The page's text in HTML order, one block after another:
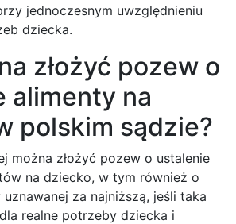
jednoczesnym uwzględnieniu
dziecka.
złożyć pozew o
alimenty na
polskim sądzie?
można złożyć pozew o ustalenie
na dziecko, w tym również o
za najniższą, jeśli taka
realne potrzeby dziecka i